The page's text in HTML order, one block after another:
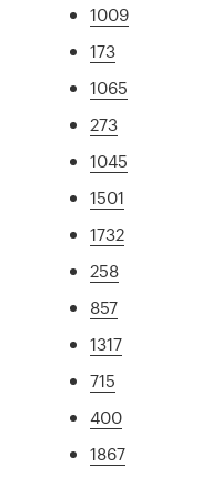
1009
173
1065
273
1045
1501
1732
258
857
1317
715
400
1867